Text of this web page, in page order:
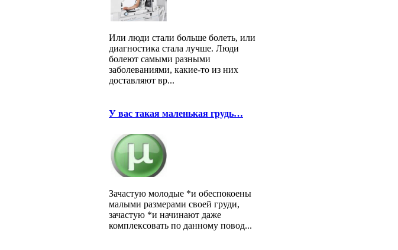
Или люди стали больше болеть, или
диагностика стала лучше. Люди
болеют самыми разными
заболеваниями, какие-то из них
доставляют вр...
У вас такая маленькая грудь…
Зачастую молодые *и обеспокоены
малыми размерами своей груди,
зачастую *и начинают даже
комплексовать по данному повод...